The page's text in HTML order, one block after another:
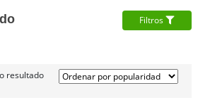
Filtros
resultado